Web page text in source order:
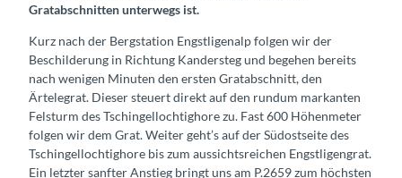
Gratabschnitten unterwegs ist.
Kurz nach der Bergstation Engstligenalp folgen wir der
Beschilderung in Richtung Kandersteg und begehen bereits
nach wenigen Minuten den ersten Gratabschnitt, den
Ärtelegrat. Dieser steuert direkt auf den rundum markanten
Felsturm des Tschingellochtighore zu. Fast 600 Höhenmeter
folgen wir dem Grat. Weiter geht’s auf der Südostseite des
Tschingellochtighore bis zum aussichtsreichen Engstligengrat.
Ein letzter sanfter Anstieg bringt uns am P.2659 zum höchsten